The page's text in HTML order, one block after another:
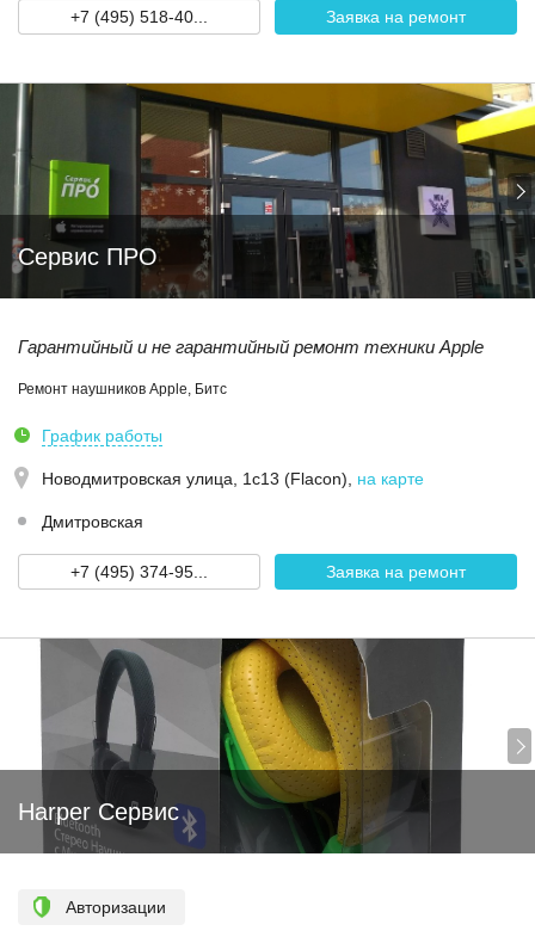
+7 (495) 518-40... Заявка на ремонт
Сервис ПРО
Гарантийный и не гарантийный ремонт техники Apple
Ремонт наушников Apple, Битс
График работы
Новодмитровская улица, 1с13 (Flacon) на карте
Дмитровская
+7 (495) 374-95... Заявка на ремонт
Harper Сервис
Авторизации